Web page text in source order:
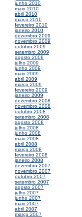
junho 2010
maio 2010
abril 2010
março 2010
fevereiro 2010
janeiro 2010
dezembro 2009
novembro 2009
outubro 2009
setembro 2009
agosto 2009
julho 2009
junho 2009
maio 2009
abril 2009
março 2009
fevereiro 2009
janeiro 2009
dezembro 2008
novembro 2008
outubro 2008
setembro 2008
agosto 2008
julho 2008
junho 2008
maio 2008
abril 2008
março 2008
fevereiro 2008
janeiro 2008
dezembro 2007
novembro 2007
outubro 2007
setembro 2007
agosto 2007
julho 2007
junho 2007
maio 2007
abril 2007
março 2007